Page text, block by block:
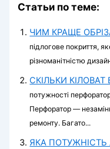
Статьи по теме:
ЧИМ КРАЩЕ
підлогове покриття,
різноманітністю
СКІЛЬКИ
потужності
Перфоратор —
ремонту. Багато...
ЯКА ПОТУЖНІСТЬ